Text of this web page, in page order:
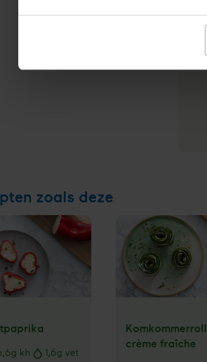
zoals deze
g kh 1,6g vet
crème fraîche